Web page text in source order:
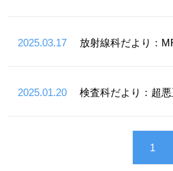
2025.03.17 放射線科だより：MRI
2025.01.20 検査科だより：超
1